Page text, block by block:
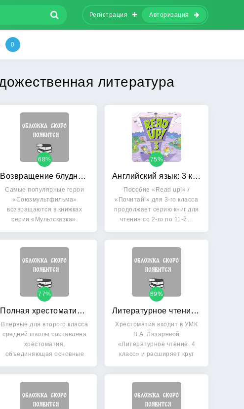
Регистрация Авторизация
литература
Возвращение блудного попугая
68%
Самые популярные герои
«Союзмультфильма»
возвращаются в книжках
серии «Мультсказка».
Английский язык: 3 класс. Почитай! READ UP! Книга для чтения
75%
Пособие «Read up!» /
«Почитай!» для 3-го класса
продолжает серию книг для
чтения со 2-го по 11-й…
Полная хрестоматия для начальной школы: 2 класс
77%
Впервые для второго класса
средней школы составлена
хрестоматия,
объединяющая основные
Литературное чтение: 4 класс. Хрестоматия. ФГОС
69%
Хрестоматия входит в УМК
В.А. Лазаревой
«Литературное чтение. 4
класс» и расширяет круг